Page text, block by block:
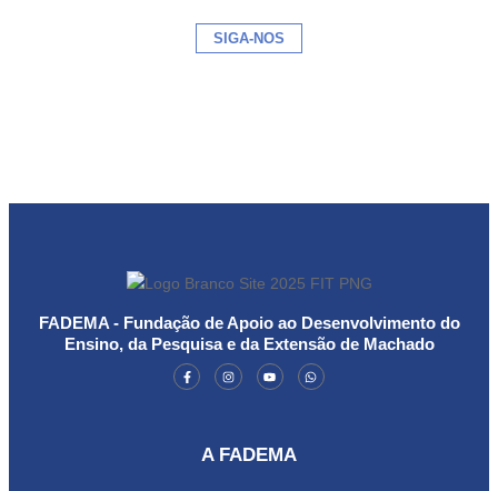
SIGA-NOS
FADEMA - Fundação de Apoio ao Desenvolvimento do
Ensino, da Pesquisa e da Extensão de Machado
A FADEMA